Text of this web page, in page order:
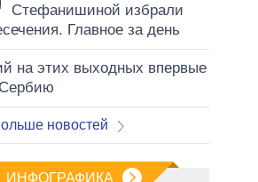
Стефанишиной избрали
Главное за день
на этих выходных впервые
новостей
ИНФОГРАФИКА